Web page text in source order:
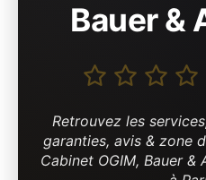
Bauer &
Retrouvez les
garanties, avis & zone
Cabinet OGIM, Bauer &